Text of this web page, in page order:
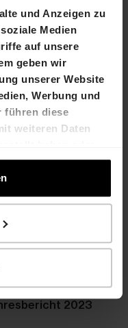
und Anzeigen zu
Medien
auf unsere
geben wir
unserer Website
Werbung und
führen diese
weiteren Daten
der Dienste
Alex Römer
Arealentwickler
+41 44 404 10 30
Mail Alex Römer
2022
2023